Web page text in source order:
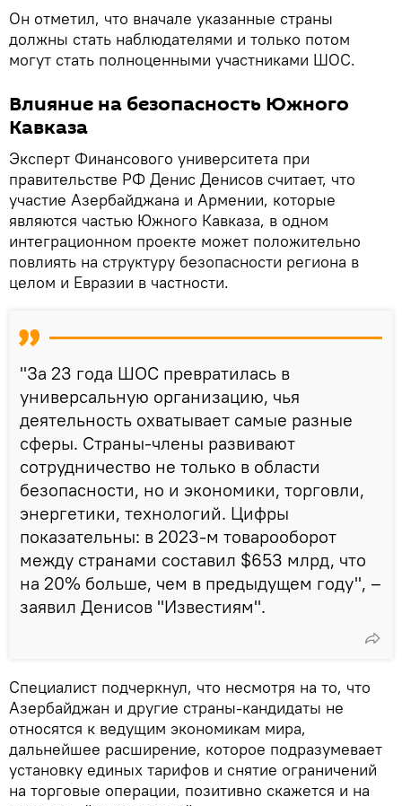
Он отметил, что вначале указанные страны
должны стать наблюдателями и только потом
могут стать полноценными участниками ШОС.
Влияние на безопасность Южного
Кавказа
Эксперт Финансового университета при
правительстве РФ Денис Денисов считает, что
участие Азербайджана и Армении, которые
являются частью Южного Кавказа, в одном
интеграционном проекте может положительно
повлиять на структуру безопасности региона в
целом и Евразии в частности.
"За 23 года ШОС превратилась в
универсальную организацию, чья
деятельность охватывает самые разные
сферы. Страны-члены развивают
сотрудничество не только в области
безопасности, но и экономики, торговли,
энергетики, технологий. Цифры
показательны: в 2023-м товарооборот
между странами составил $653 млрд, что
на 20% больше, чем в предыдущем году", –
заявил Денисов "Известиям".
Специалист подчеркнул, что несмотря на то, что
Азербайджан и другие страны-кандидаты не
относятся к ведущим экономикам мира,
дальнейшее расширение, которое подразумевает
установку единых тарифов и снятие ограничений
на торговые операции, позитивно скажется и на